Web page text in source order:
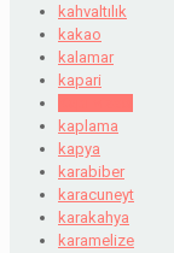
kahvaltılık
kakao
kalamar
kapari
kaplama
kapya
karabiber
karacuneyt
karakahya
karamelize